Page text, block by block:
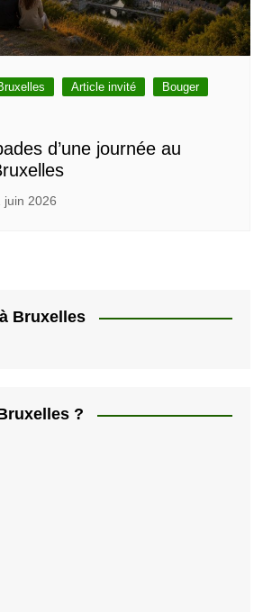
Article invité
Bouger
d’une journée au
juin 2026
Bruxelles
?